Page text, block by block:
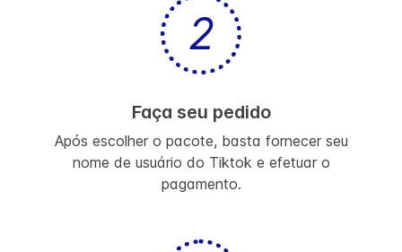
2
Faça seu pedido
Após escolher o pacote, basta fornecer seu
nome de usuário do Tiktok e efetuar o
pagamento.